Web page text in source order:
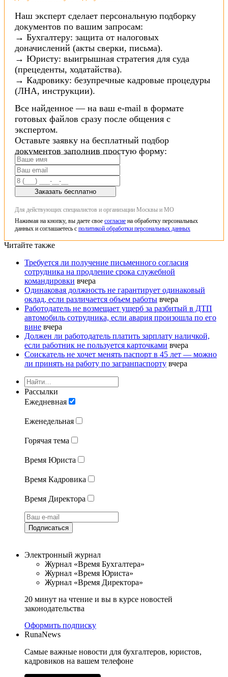
Наш эксперт сделает персональную подборку
документов по вашим запросам:
→ Бухгалтеру: защита от налоговых
доначислений (акты сверки, письма).
→ Юристу: выигрышная стратегия для суда
(прецеденты, ходатайства).
→ Кадровику: безупречные кадровые процедуры
(ЛНА, инструкции).
Все найденное — на ваш e-mail в формате
готовых файлов сразу после общения с
экспертом.
Оставьте заявку на бесплатный подбор
документов заполнив простую форму:
Заказать бесплатно
Для действующих специалистов и организации Москвы и МО
Нажимая на кнопку, вы даете свое согласие на обработку персональных
данных и соглашаетесь с политикой обработки персональных данных
Читайте также
Требуется ли получение письменного согласия
сотрудника на продление срока служебной
командировки вчера
Одинаковая должность не гарантирует одинаковый
оклад, если различается объем работы вчера
Работодатель не возмещает ущерб за разбитый в ДТП
автомобиль сотрудника, если авария произошла по его
вине вчера
Должен ли работодатель платить зарплату наличкой,
если работник не пользуется карточками вчера
Соискатель не хочет менять паспорт в 45 лет — можно
ли принять на работу по загранпаспорту вчера
Рассылки
Ежедневная
Еженедельная
Горячая тема
Время Юриста
Время Кадровика
Время Директора
Подписаться
Электронный журнал
Журнал «Время Бухгалтера»
Журнал «Время Юриста»
Журнал «Время Директора»
20 минут на чтение и вы в курсе новостей
законодательства
Оформить подписку
RunaNews
Самые важные новости для бухгалтеров, юристов,
кадровиков на вашем телефоне